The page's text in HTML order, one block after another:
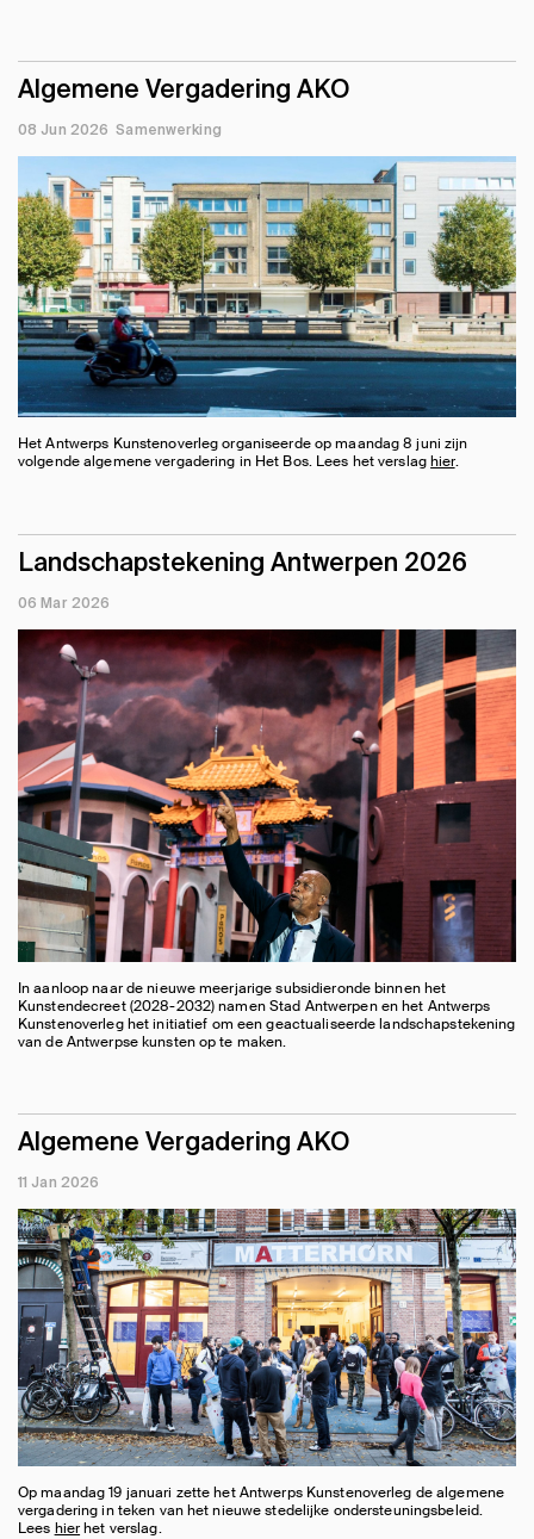
Algemene Vergadering AKO
08 Jun 2026 Samenwerking
Het Antwerps Kunstenoverleg organiseerde op maandag 8 juni zijn
volgende algemene vergadering in Het Bos. Lees het verslaghier.
Landschapstekening Antwerpen 2026
06 Mar 2026
In aanloop naar de nieuwe meerjarige subsidieronde binnen het
Kunstendecreet (2028-2032) namen Stad Antwerpen en het Antwerps
Kunstenoverleg het initiatief om een geactualiseerde landschapstekening
van de Antwerpse kunsten op te maken.
Algemene Vergadering AKO
11 Jan 2026
Op maandag 19 januari zette het Antwerps Kunstenoverleg de algemene
vergadering in teken van het nieuwe stedelijke ondersteuningsbeleid.
Lees hierhet verslag.